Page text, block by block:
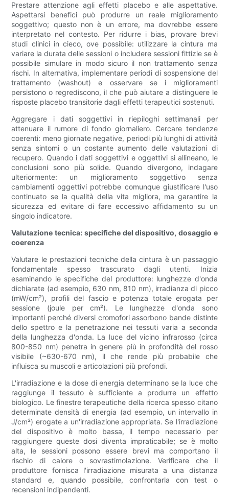
Prestare attenzione agli effetti placebo e alle aspettative.
Aspettarsi benefici può produrre un reale miglioramento
soggettivo; questo non è un errore, ma dovrebbe essere
interpretato nel contesto. Per ridurre i bias, provare brevi
studi clinici in cieco, ove possibile: utilizzare la cintura ma
variare la durata delle sessioni o includere sessioni fittizie se è
possibile simulare in modo sicuro il non trattamento senza
rischi. In alternativa, implementare periodi di sospensione del
trattamento (washout) e osservare se i miglioramenti
persistono o regrediscono, il che può aiutare a distinguere le
risposte placebo transitorie dagli effetti terapeutici sostenuti.
Aggregare i dati soggettivi in ​​riepiloghi settimanali per
attenuare il rumore di fondo giornaliero. Cercare tendenze
coerenti: meno giornate negative, periodi più lunghi di attività
senza sintomi o un costante aumento delle valutazioni di
recupero. Quando i dati soggettivi e oggettivi si allineano, le
conclusioni sono più solide. Quando divergono, indagare
ulteriormente: un miglioramento soggettivo senza
cambiamenti oggettivi potrebbe comunque giustificare l'uso
continuato se la qualità della vita migliora, ma garantire la
sicurezza ed evitare di fare eccessivo affidamento su un
singolo indicatore.
Valutazione tecnica: specifiche del dispositivo, dosaggio e
coerenza
Valutare le prestazioni tecniche della cintura è un passaggio
fondamentale spesso trascurato dagli utenti. Inizia
esaminando le specifiche del produttore: lunghezze d'onda
dichiarate (ad esempio, 630 nm, 810 nm), irradianza di picco
(mW/cm²), profili del fascio e potenza totale erogata per
sessione (joule per cm²). Le lunghezze d'onda sono
importanti perché diversi cromofori assorbono bande distinte
dello spettro e la penetrazione nei tessuti varia a seconda
della lunghezza d'onda. La luce del vicino infrarosso (circa
800-850 nm) penetra in genere più in profondità del rosso
visibile (~630-670 nm), il che rende più probabile che
influisca su muscoli e articolazioni più profondi.
L'irradiazione e la dose di energia determinano se la luce che
raggiunge il tessuto è sufficiente a produrre un effetto
biologico. Le finestre terapeutiche della ricerca spesso citano
determinate densità di energia (ad esempio, un intervallo in
J/cm²) erogate a un'irradiazione appropriata. Se l'irradiazione
del dispositivo è molto bassa, il tempo necessario per
raggiungere queste dosi diventa impraticabile; se è molto
alta, le sessioni possono essere brevi ma comportano il
rischio di calore o sovrastimolazione. Verificare che il
produttore fornisca l'irradiazione misurata a una distanza
standard e, quando possibile, confrontarla con test o
recensioni indipendenti.